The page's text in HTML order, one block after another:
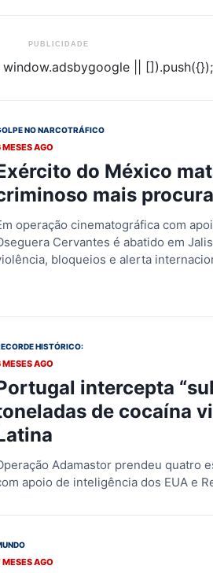
PUBLICIDADE
|| []).push({});
NO NARCOTRÁFICO
MESES AGO
do México
mais
operação cinematográfica com
Cervantes é abatido em
bloqueios e alerta
HISTÓRICO:
MESES AGO
intercepta
de cocaína
Adamastor prendeu quatro
apoio de inteligência dos EUA e
MESES AGO